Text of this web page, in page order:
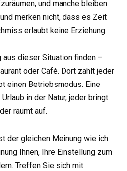
und manche bleiben
merken nicht, dass es Zeit
erlaubt keine Erziehung.
aus dieser Situation finden –
oder Café. Dort zahlt jeder
einen Betriebsmodus. Eine
in der Natur, jeder bringt
räumt auf.
der gleichen Meinung wie ich.
Ihnen, Ihre Einstellung zum
Treffen Sie sich mit